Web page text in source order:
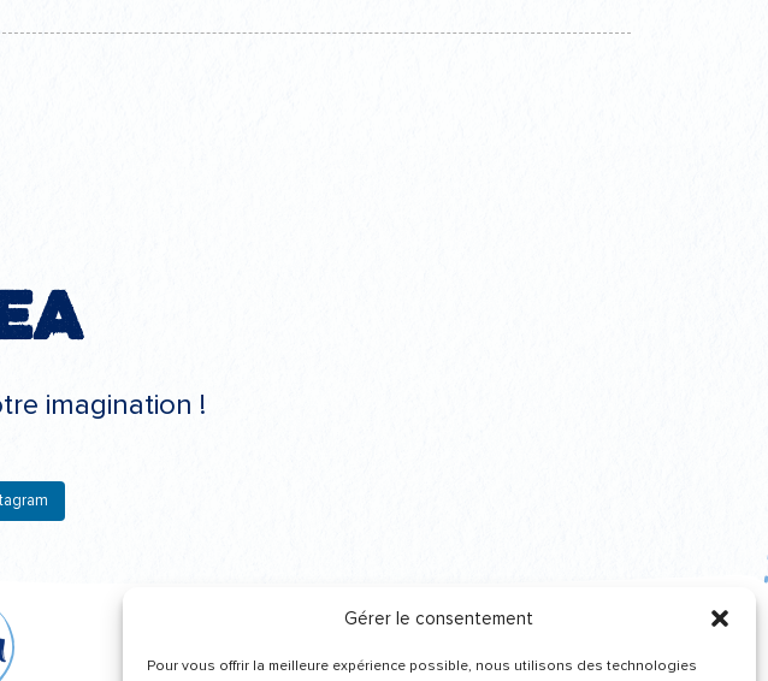
Gérer le consentement
Pour vous offrir la meilleure expérience possible, nous utilisons des technologies
imagination !